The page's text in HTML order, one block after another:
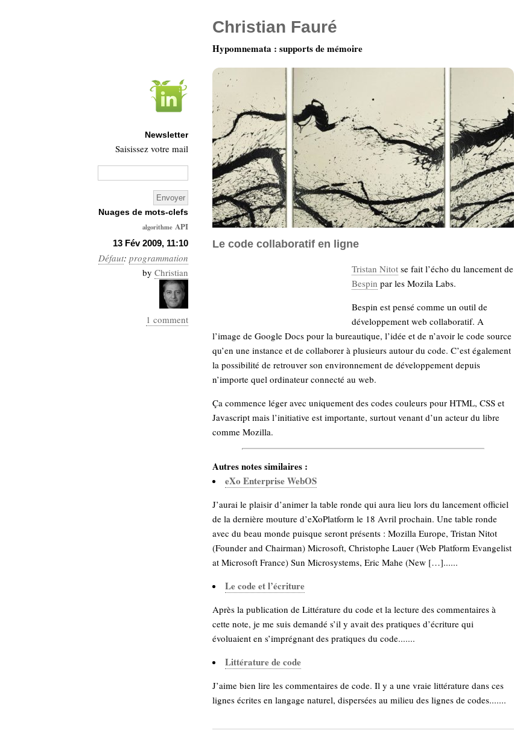
13 Fév 2009, 11:10
Défaut: programmation
by Christian
1 comment
Le code collaboratif en ligne
Tristan Nitot se fait l’écho du lancement de
Bespin par les Mozila Labs.
Bespin est pensé comme un outil de
développement web collaboratif. A
l’image de Google Docs pour la bureautique, l’idée et de n’avoir le code source
qu’en une instance et de collaborer à plusieurs autour du code. C’est également
la possibilité de retrouver son environnement de développement depuis
n’importe quel ordinateur connecté au web.
Ça commence léger avec uniquement des codes couleurs pour HTML, CSS et
Javascript mais l’initiative est importante, surtout venant d’un acteur du libre
comme Mozilla.
Autres notes similaires :
eXo Enterprise WebOS
J’aurai le plaisir d’animer la table ronde qui aura lieu lors du lancement officiel
de la dernière mouture d’eXoPlatform le 18 Avril prochain. Une table ronde
avec du beau monde puisque seront présents : Mozilla Europe, Tristan Nitot
(Founder and Chairman) Microsoft, Christophe Lauer (Web Platform Evangelist
at Microsoft France) Sun Microsystems, Eric Mahe (New […]......
Le code et l’écriture
Après la publication de Littérature du code et la lecture des commentaires à
cette note, je me suis demandé s’il y avait des pratiques d’écriture qui
évoluaient en s’imprégnant des pratiques du code.......
Littérature de code
J’aime bien lire les commentaires de code. Il y a une vraie littérature dans ces
lignes écrites en langage naturel, dispersées au milieu des lignes de codes.......
Christian Fauré
Hypomnemata : supports de mémoire
Newsletter
Saisissez votre mail
Nuages de mots-clefs
algorithme API
Architecture
Ars-
Industrialis
business_model
cinéma